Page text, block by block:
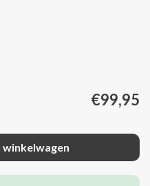
€99,95
winkelwagen